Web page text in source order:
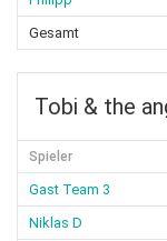
Gesamt
Tobi & the
Spieler
Gast Team 3
Niklas D